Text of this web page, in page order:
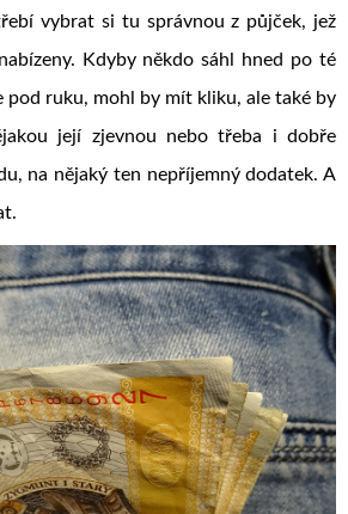
vybrat si tu správnou z půjček, jež
Kdyby někdo sáhl hned po té
pod ruku, mohl by mít kliku, ale také by
její zjevnou nebo třeba i dobře
na nějaký ten nepříjemný dodatek. A